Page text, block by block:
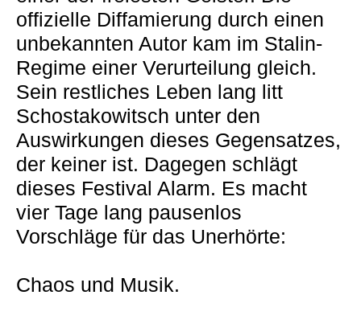
offizielle Diffamierung durch einen
unbekannten Autor kam im Stalin-
Regime einer Verurteilung gleich.
Sein restliches Leben lang litt
Schostakowitsch unter den
Auswirkungen dieses Gegensatzes,
der keiner ist. Dagegen schlägt
dieses Festival Alarm. Es macht
vier Tage lang pausenlos
Vorschläge für das Unerhörte:
Chaos und Musik.